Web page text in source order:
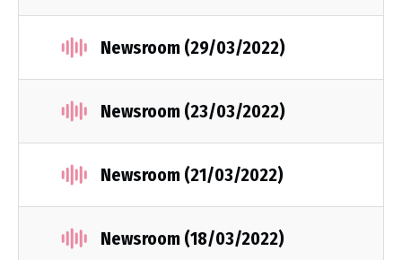
Newsroom (29/03/2022)
Newsroom (23/03/2022)
Newsroom (21/03/2022)
Newsroom (18/03/2022)